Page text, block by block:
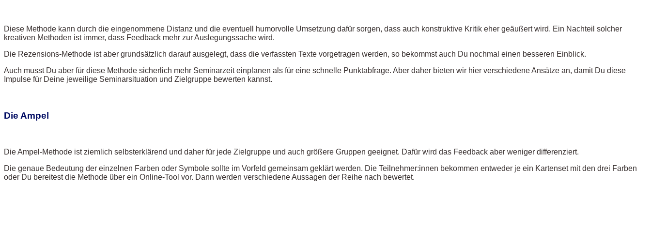
Diese Methode kann durch die eingenommene Distanz und die eventuell humorvolle Umsetzung dafür sorgen, dass auch konstruktive Kritik eher geäußert wird. Ein Nachteil solcher
kreativen Methoden ist immer, dass Feedback mehr zur Auslegungssache wird.
Die Rezensions-Methode ist aber grundsätzlich darauf ausgelegt, dass die verfassten Texte vorgetragen werden, so bekommst auch Du nochmal einen besseren Einblick.
Auch musst Du aber für diese Methode sicherlich mehr Seminarzeit einplanen als für eine schnelle Punktabfrage. Aber daher bieten wir hier verschiedene Ansätze an, damit Du diese
Impulse für Deine jeweilige Seminarsituation und Zielgruppe bewerten kannst.
Die Ampel
Die Ampel-Methode ist ziemlich selbsterklärend und daher für jede Zielgruppe und auch größere Gruppen geeignet. Dafür wird das Feedback aber weniger differenziert.
Die genaue Bedeutung der einzelnen Farben oder Symbole sollte im Vorfeld gemeinsam geklärt werden. Die Teilnehmer:innen bekommen entweder je ein Kartenset mit den drei Farben
oder Du bereitest die Methode über ein Online-Tool vor. Dann werden verschiedene Aussagen der Reihe nach bewertet.